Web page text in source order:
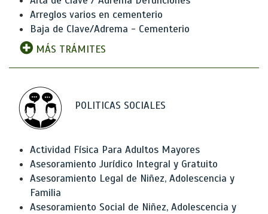
Arreglos varios en cementerio
Baja de Clave/Adrema - Cementerio
MÁS TRÁMITES
POLITICAS SOCIALES
Actividad Física Para Adultos Mayores
Asesoramiento Jurídico Integral y Gratuito
Asesoramiento Legal de Niñez, Adolescencia y
Familia
Asesoramiento Social de Niñez, Adolescencia y